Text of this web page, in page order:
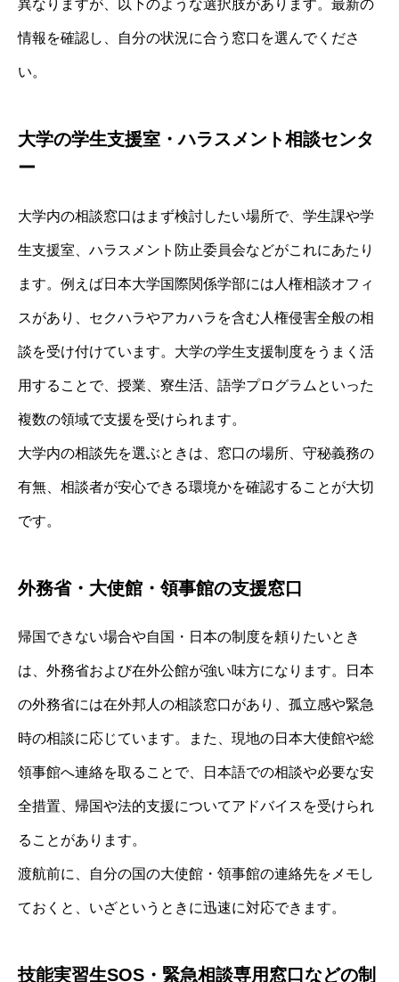
異なりますが、以下のような選択肢があります。最新の
情報を確認し、自分の状況に合う窓口を選んでくださ
い。
大学の学生支援室・ハラスメント相談センタ
ー
大学内の相談窓口はまず検討したい場所で、学生課や学
生支援室、ハラスメント防止委員会などがこれにあたり
ます。例えば日本大学国際関係学部には人権相談オフィ
スがあり、セクハラやアカハラを含む人権侵害全般の相
談を受け付けています。大学の学生支援制度をうまく活
用することで、授業、寮生活、語学プログラムといった
複数の領域で支援を受けられます。
大学内の相談先を選ぶときは、窓口の場所、守秘義務の
有無、相談者が安心できる環境かを確認することが大切
です。
外務省・大使館・領事館の支援窓口
帰国できない場合や自国・日本の制度を頼りたいとき
は、外務省および在外公館が強い味方になります。日本
の外務省には在外邦人の相談窓口があり、孤立感や緊急
時の相談に応じています。また、現地の日本大使館や総
領事館へ連絡を取ることで、日本語での相談や必要な安
全措置、帰国や法的支援についてアドバイスを受けられ
ることがあります。
渡航前に、自分の国の大使館・領事館の連絡先をメモし
ておくと、いざというときに迅速に対応できます。
技能実習生SOS・緊急相談専用窓口などの制